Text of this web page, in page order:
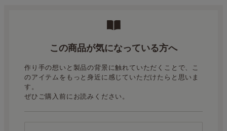
この商品が気になっている方へ
作り手の想いと製品の背景に触れていただくことで、こ
のアイテムをもっと身近に感じていただけたらと思いま
す。
ぜひご購入前にお読みください。